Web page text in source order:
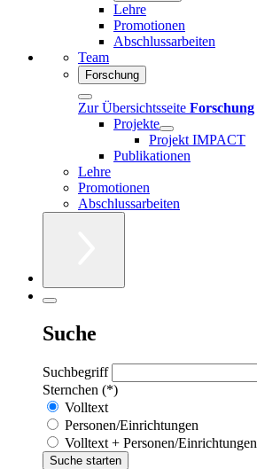
Lehre
Promotionen
Abschlussarbeiten
Team
Forschung
Zur Übersichtsseite Forschung
Projekte
Projekt IMPACT
Publikationen
Lehre
Promotionen
Abschlussarbeiten
Suche
Suchbegriff
Sternchen (*)
Volltext
Personen/Einrichtungen
Volltext + Personen/Einrichtungen